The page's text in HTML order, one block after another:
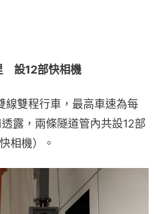
設12部快相機
線雙程行車，最高車速為每
露，兩條隧道管內共設12部
相機）。